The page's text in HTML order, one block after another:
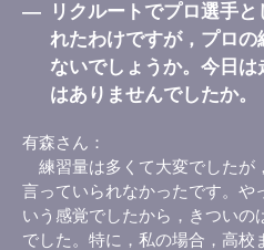
―
リクルートでプロ選手
れたわけですが，プロ
ないでしょうか。今日
はありませんでしたか。
有森さん
練習量は多くて大変でしたが
言っていられなかったです。や
いう感覚でしたから，きついの
でした。特に，私の場合，高校